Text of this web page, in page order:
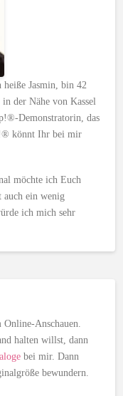
Jasmin, bin 42
der Nähe von Kassel
Demonstratorin, das
könnt Ihr bei mir
möchte ich Euch
auch ein wenig
ich mich sehr
Anschauen.
halten willst, dann
bei mir. Dann
bewundern.